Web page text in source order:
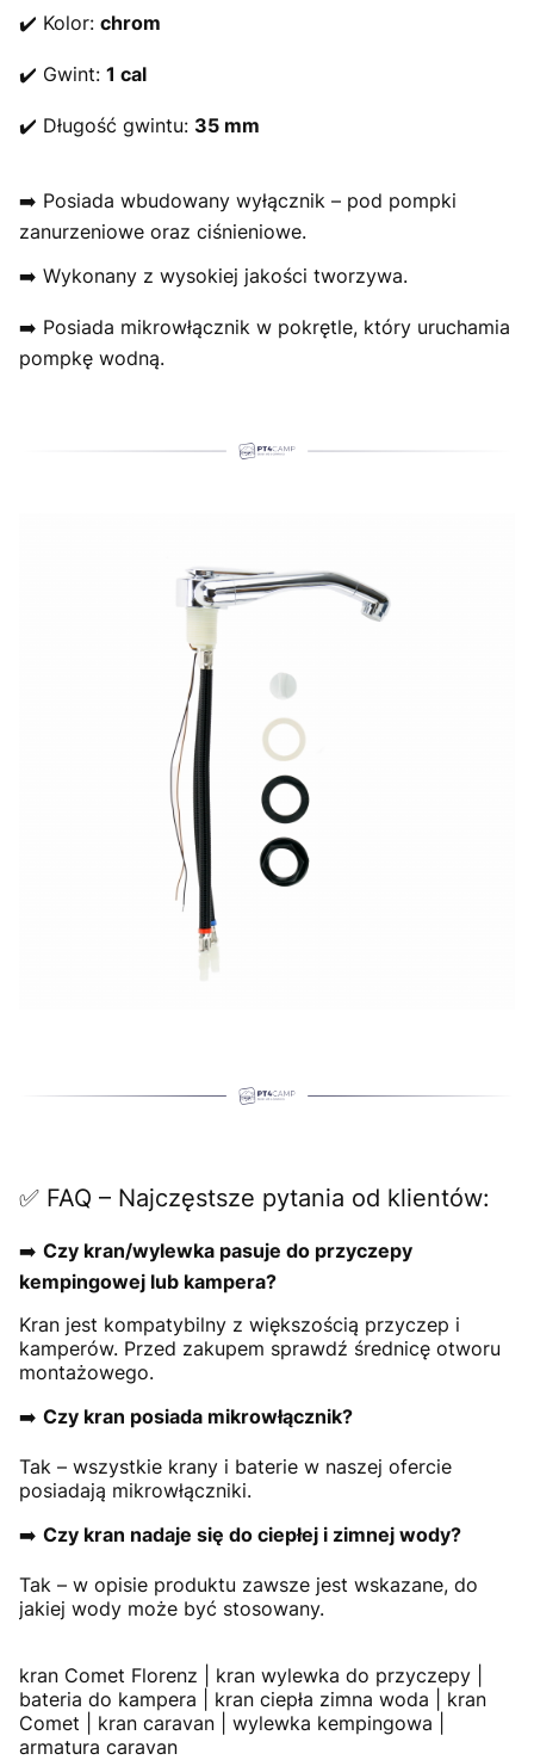
✔️ Kolor: chrom
✔️ Gwint: 1 cal
✔️ Długość gwintu: 35 mm
➡️ Posiada wbudowany wyłącznik – pod pompki
zanurzeniowe oraz ciśnieniowe.
➡️ Wykonany z wysokiej jakości tworzywa.
➡️ Posiada mikrowłącznik w pokrętle, który uruchamia
pompkę wodną.
✅ FAQ – Najczęstsze pytania od klientów:
➡️ Czy kran/wylewka pasuje do przyczepy
kempingowej lub kampera?
Kran jest kompatybilny z większością przyczep i
kamperów. Przed zakupem sprawdź średnicę otworu
montażowego.
➡️ Czy kran posiada mikrowłącznik?
Tak – wszystkie krany i baterie w naszej ofercie
posiadają mikrowłączniki.
➡️ Czy kran nadaje się do ciepłej i zimnej wody?
Tak – w opisie produktu zawsze jest wskazane, do
jakiej wody może być stosowany.
kran Comet Florenz | kran wylewka do przyczepy |
bateria do kampera | kran ciepła zimna woda | kran
Comet | kran caravan | wylewka kempingowa |
armatura caravan